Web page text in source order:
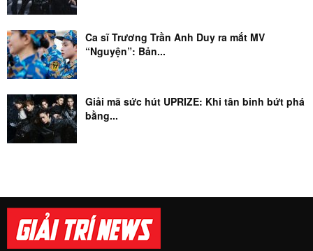
Ca sĩ Trương Trần Anh Duy ra mắt MV
“Nguyện”: Bản...
Giải mã sức hút UPRIZE: Khi tân binh bứt phá
bằng...